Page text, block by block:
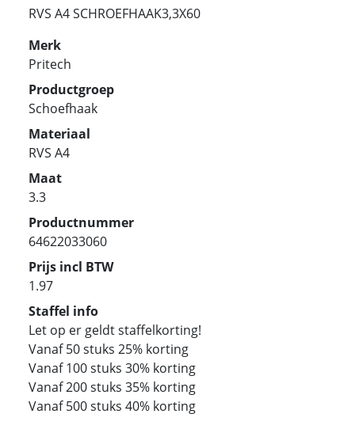
RVS A4 SCHROEFHAAK3,3X60
Merk
Pritech
Productgroep
Schoefhaak
Materiaal
RVS A4
Maat
3.3
Productnummer
64622033060
Prijs incl BTW
1.97
Staffel info
Let op er geldt staffelkorting!
Vanaf 50 stuks 25% korting
Vanaf 100 stuks 30% korting
Vanaf 200 stuks 35% korting
Vanaf 500 stuks 40% korting